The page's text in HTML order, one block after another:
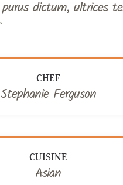
CHEF
Stephanie Ferguson
CUISINE
Asian